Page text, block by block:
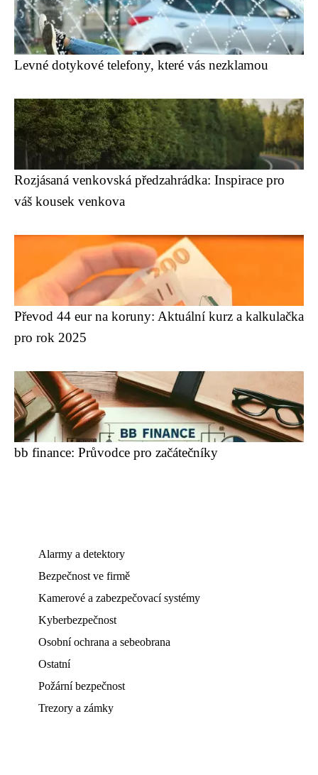
Levné dotykové telefony, které vás nezklamou
Rozjásaná venkovská předzahrádka: Inspirace pro
váš kousek venkova
Převod 44 eur na koruny: Aktuální kurz a kalkulačka
pro rok 2025
bb finance: Průvodce pro začátečníky
Alarmy a detektory
Bezpečnost ve firmě
Kamerové a zabezpečovací systémy
Kyberbezpečnost
Osobní ochrana a sebeobrana
Ostatní
Požární bezpečnost
Trezory a zámky